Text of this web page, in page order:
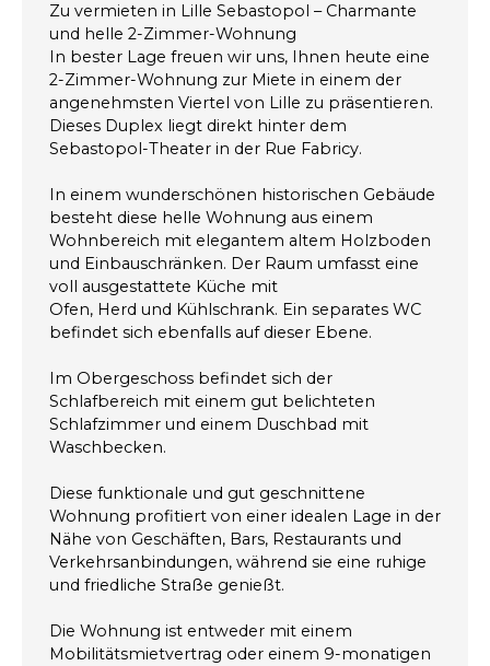
Zu vermieten in Lille Sebastopol – Charmante
und helle 2-Zimmer-Wohnung
In bester Lage freuen wir uns, Ihnen heute eine
2-Zimmer-Wohnung zur Miete in einem der
angenehmsten Viertel von Lille zu präsentieren.
Dieses Duplex liegt direkt hinter dem
Sebastopol-Theater in der Rue Fabricy.
In einem wunderschönen historischen Gebäude
besteht diese helle Wohnung aus einem
Wohnbereich mit elegantem altem Holzboden
und Einbauschränken. Der Raum umfasst eine
voll ausgestattete Küche mit
Ofen, Herd und Kühlschrank. Ein separates WC
befindet sich ebenfalls auf dieser Ebene.
Im Obergeschoss befindet sich der
Schlafbereich mit einem gut belichteten
Schlafzimmer und einem Duschbad mit
Waschbecken.
Diese funktionale und gut geschnittene
Wohnung profitiert von einer idealen Lage in der
Nähe von Geschäften, Bars, Restaurants und
Verkehrsanbindungen, während sie eine ruhige
und friedliche Straße genießt.
Die Wohnung ist entweder mit einem
Mobilitätsmietvertrag oder einem 9-monatigen